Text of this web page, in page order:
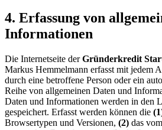
4. Erfassung von
Informationen
Die Internetseite derGründerkredit
Markus Hemmelmann erfasst mit jedem
durch eine betroffene Person oder ein
Reihe von allgemeinen Daten und
Daten und Informationen werden in den
gespeichert. Erfasst werden können die
Browsertypen und Versionen, (2) das